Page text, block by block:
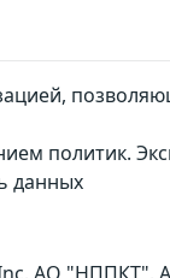
политик.
данных